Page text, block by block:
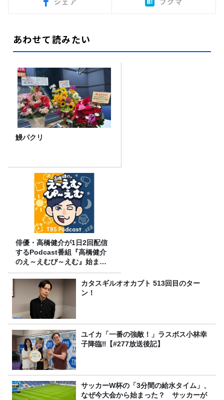
あわせて読みたい
鰻パクリ
俳優・高橋健介が1日2回配信
するPodcast番組『高橋健介
のえ～えむぴ～えむ』始まり
ます
カタスギルオオカブト 513回目のター
ン！
ユイカ「一番の強敵！」ラスボス小林幸
子降臨‼【#277放送後記】
サッカーW杯の「3分間の給水タイム」、
なぜ今大会から始まった？ サッカーが